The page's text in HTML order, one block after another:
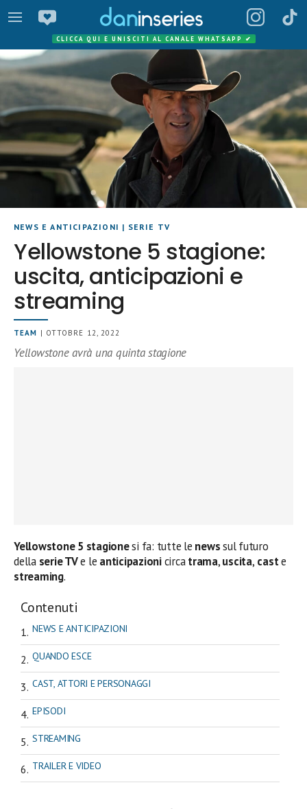
CLICCA QUI E UNISCITI AL CANALE WHATSAPP ✔
NEWS E ANTICIPAZIONI | SERIE TV
Yellowstone 5 stagione:
uscita, anticipazioni e
streaming
TEAM | OTTOBRE 12, 2022
Yellowstone avrà una quinta stagione
Yellowstone 5 stagionesi fa: tutte le newssul futuro
della serie TVe le anticipazionicircatrama,uscita, caste
streaming.
Contenuti
NEWS E ANTICIPAZIONI
QUANDO ESCE
CAST, ATTORI E PERSONAGGI
EPISODI
STREAMING
TRAILER E VIDEO